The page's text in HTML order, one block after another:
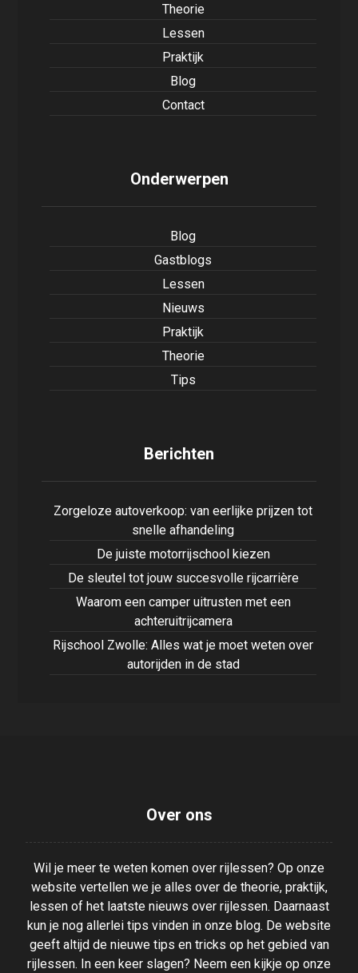
Theorie
Lessen
Praktijk
Blog
Contact
Onderwerpen
Blog
Gastblogs
Lessen
Nieuws
Praktijk
Theorie
Tips
Berichten
Zorgeloze autoverkoop: van eerlijke prijzen tot
snelle afhandeling
De juiste motorrijschool kiezen
De sleutel tot jouw succesvolle rijcarrière
Waarom een camper uitrusten met een
achteruitrijcamera
Rijschool Zwolle: Alles wat je moet weten over
autorijden in de stad
Over ons
Wil je meer te weten komen over rijlessen? Op onze
website vertellen we je alles over de theorie, praktijk,
lessen of het laatste nieuws over rijlessen. Daarnaast
kun je nog allerlei tips vinden in onze blog. De website
geeft altijd de nieuwe tips en tricks op het gebied van
rijlessen. In een keer slagen? Neem een kijkje op onze